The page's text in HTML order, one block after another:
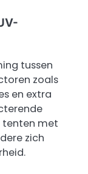
tussen
zoals
en extra
tenten met
zich